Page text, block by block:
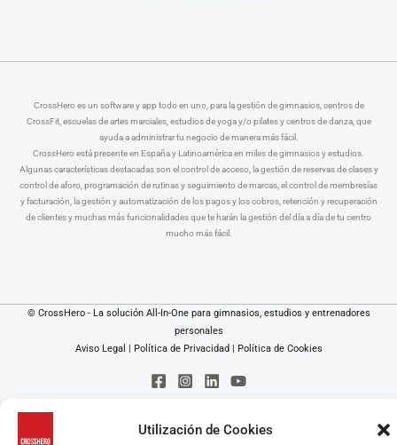
Utilización de Cookies
CrossHero es un software y app todo en uno, para la gestión de gimnasios, centros de
CrossFit, escuelas de artes marciales, estudios de yoga y/o pilates y centros de danza, que
ayuda a administrar tu negocio de manera más fácil.
CrossHero está presente en España y Latinoamérica en miles de gimnasios y estudios.
Algunas características destacadas son el control de acceso, la gestión de reservas de clases y
control de aforo, programación de rutinas y seguimiento de marcas, el control de membresías
y facturación, la gestión y automatización de los pagos y los cobros, retención y recuperación
de clientes y muchas más funcionalidades que te harán la gestión del día a día de tu centro
mucho más fácil.
© CrossHero - La solución All-In-One para gimnasios, estudios y entrenadores
personales
Aviso Legal
Política de Privacidad Política de Cookies